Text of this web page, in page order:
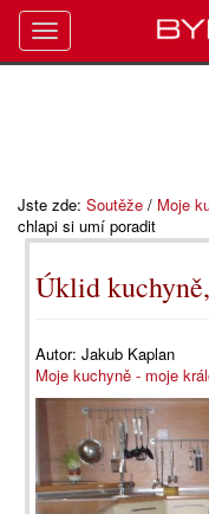
Jste zde: Soutěže / Moje
chlapi si umí poradit
Úklid
Autor: Jakub Kaplan
Moje kuchyně - moje
Toggle
navigation